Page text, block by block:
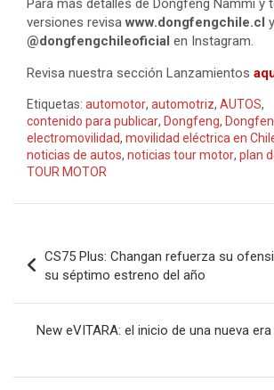
Para más detalles de Dongfeng Nammi y
versiones revisawww.dongfengchile.cl y
@dongfengchileoficial en Instagram.
Revisa nuestra sección Lanzamientos
Etiquetas: automotor, automotriz, AUTOS,
contenido para publicar, Dongfeng,
electromovilidad, movilidad eléctrica en
noticias de autos, noticias tour motor, plan
TOUR MOTOR
de
entradas
CS75 Plus: Changan refuerza su
su séptimo estreno del año
New eVITARA: el inicio de una nueva